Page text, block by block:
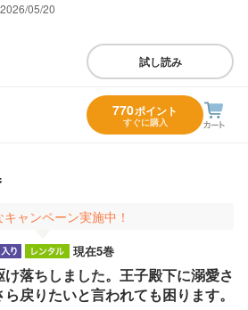
05/20
試し読み
770ポイント
すぐに購入
キャンペーン実施中！
現在5巻
落ちしました。王子殿下に溺愛さ
戻りたいと言われても困ります。